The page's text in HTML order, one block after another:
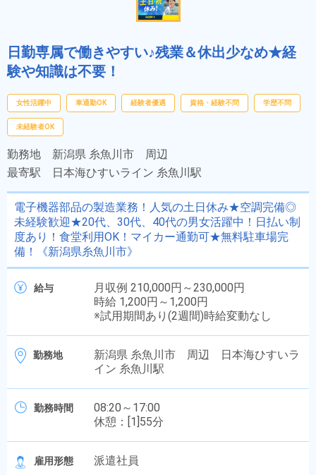
日勤専属で働きやすい♪残業＆休出少なめ★経
験や知識は不要！
女性活躍中 車通勤OK 経験者優遇 資格・経験不問 学歴不問
未経験者OK
勤務地 新潟県 糸魚川市 周辺
最寄駅
日本海ひすいライン 糸魚川駅
電子機器部品の製造業務！人気の土日休み★空調完備◎
未経験歓迎★20代、30代、40代の男女活躍中！日払い制
度あり！食堂利用OK！マイカー通勤可★無料駐車場完
備！《新潟県糸魚川市》
給与
月収例 210,000円～230,000円
時給 1,200円～1,200円
※試用期間あり(2週間)時給変動なし
勤務地
新潟県 糸魚川市 周辺 日本海ひすいラ
イン 糸魚川駅
勤務時間
08:20～17:00
休憩：[1]55分
雇用形態 派遣社員